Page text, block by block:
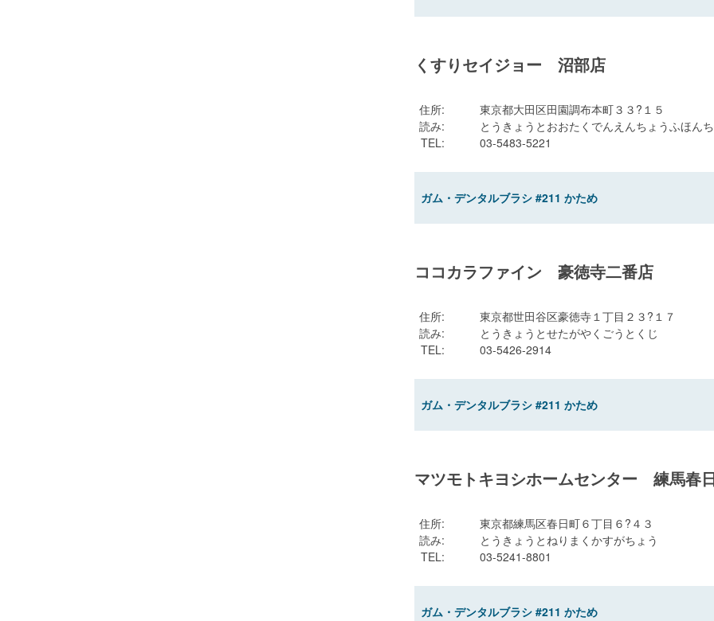
くすりセイジョー 沼部店
住所:
東京都大田区田園調布本町３３?１５
読み:
とうきょうとおおたくでんえんちょうふほん
TEL: 03-5483-5221
ガム・デンタルブラシ #211 かため
ココカラファイン 豪徳寺二番店
住所:
東京都世田谷区豪徳寺１丁目２３?１７
読み:
とうきょうとせたがやくごうとくじ
TEL: 03-5426-2914
ガム・デンタルブラシ #211 かため
マツモトキヨシホームセンター 練馬春
住所:
東京都練馬区春日町６丁目６?４３
読み:
とうきょうとねりまくかすがちょう
TEL: 03-5241-8801
ガム・デンタルブラシ #211 かため